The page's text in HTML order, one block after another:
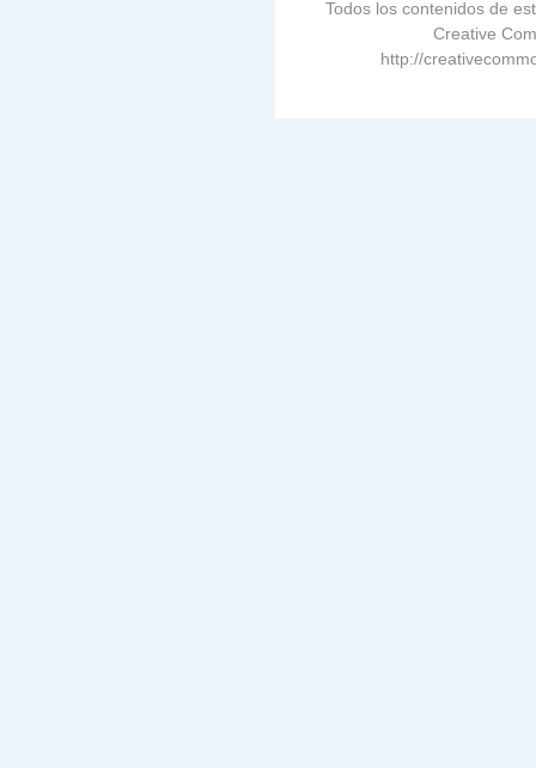
Todos los contenidos de
Creative
http://